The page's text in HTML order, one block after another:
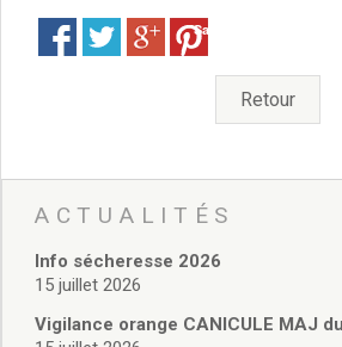
Organigramme
Pour venir nous voir
État civil/élections/
Services Techniques
Affaires Scolaires
Vie associative
Cimetière/réglementation
Licences boissons
Save
Retour
ACTUALITÉS
Info sécheresse 2026
15 juillet 2026
Vigilance orange CANICULE MAJ